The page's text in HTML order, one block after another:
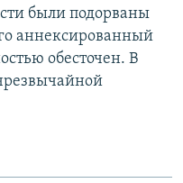
были подорваны
аннексированный
обесточен. В